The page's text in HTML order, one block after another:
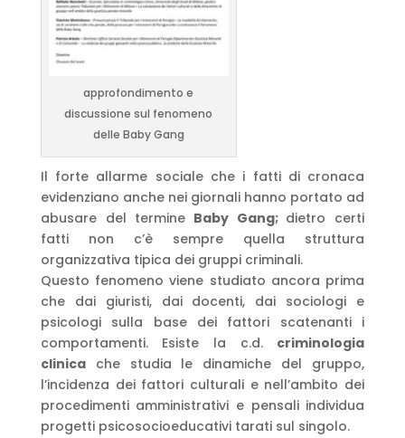
approfondimento e
discussione sul fenomeno
delle Baby Gang
Il forte allarme sociale che i fatti di cronaca
evidenziano anche nei giornali hanno portato ad
abusare del termine Baby Gang; dietro certi
fatti non c’è sempre quella struttura
organizzativa tipica dei gruppi criminali.
Questo fenomeno viene studiato ancora prima
che dai giuristi, dai docenti, dai sociologi e
psicologi sulla base dei fattori scatenanti i
comportamenti. Esiste la c.d. criminologia
clinicache studia le dinamiche del gruppo,
l’incidenza dei fattori culturali e nell’ambito dei
procedimenti amministrativi e pensali individua
progetti psicosocioeducativi tarati sul singolo.